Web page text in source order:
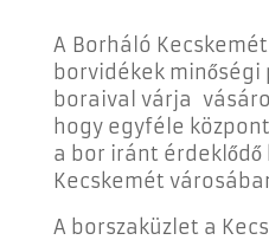
A Borháló
borvidékek minőségi
boraival várja
hogy egyféle
a bor iránt érdeklődő
Kecskemét
A borszaküzlet a